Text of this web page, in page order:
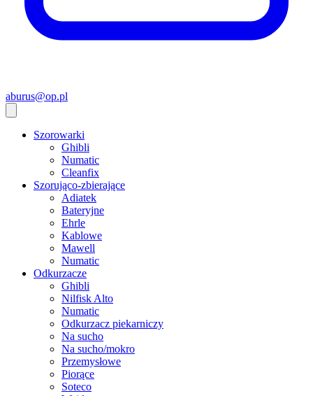
aburus@op.pl
Szorowarki
Ghibli
Numatic
Cleanfix
Szorująco-zbierające
Adiatek
Bateryjne
Ehrle
Kablowe
Mawell
Numatic
Odkurzacze
Ghibli
Nilfisk Alto
Numatic
Odkurzacz piekarniczy
Na sucho
Na sucho/mokro
Przemysłowe
Piorące
Soteco